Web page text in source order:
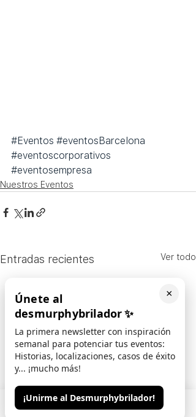
×
Únete al
desmurphybrilador✨
La primera newsletter con inspiración
semanal para potenciar tus eventos:
Historias, localizaciones, casos de éxito
y... ¡mucho más!
¡Unirme al Desmurphybrilador!
#Eventos #eventosBarcelona
#eventoscorporativos
#eventosempresa
Nuestros Eventos
Entradas recientes Ver todo